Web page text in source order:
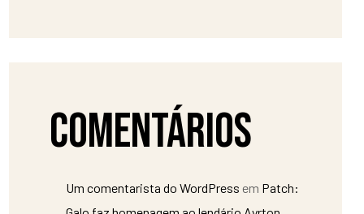
Comentários
Um comentarista do WordPress em Patch: